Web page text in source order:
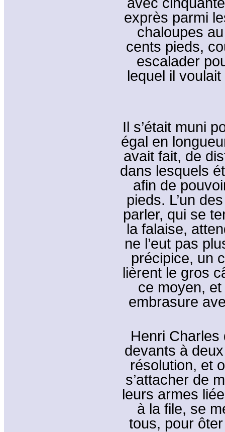
exprès parmi
chaloupes
cents pieds,
escalader
lequel il
Il s’était muni
égal en
avait fait, de
dans lesquels
afin de
pieds. L’un
parler, qui se
la falaise,
ne l’eut pas
précipice, un
lièrent le gros
ce moyen, et
embrasure
Henri Charles
devants à
résolution, et
s’attacher de
leurs armes
à la file, se
tous, pour